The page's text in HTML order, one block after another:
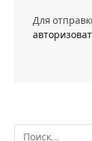
Для